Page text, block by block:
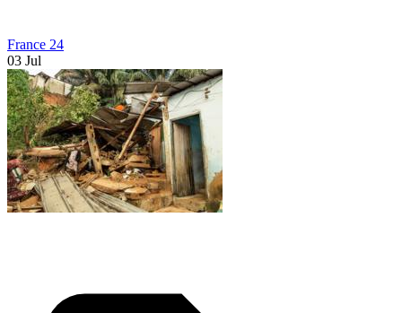
France 24
03 Jul